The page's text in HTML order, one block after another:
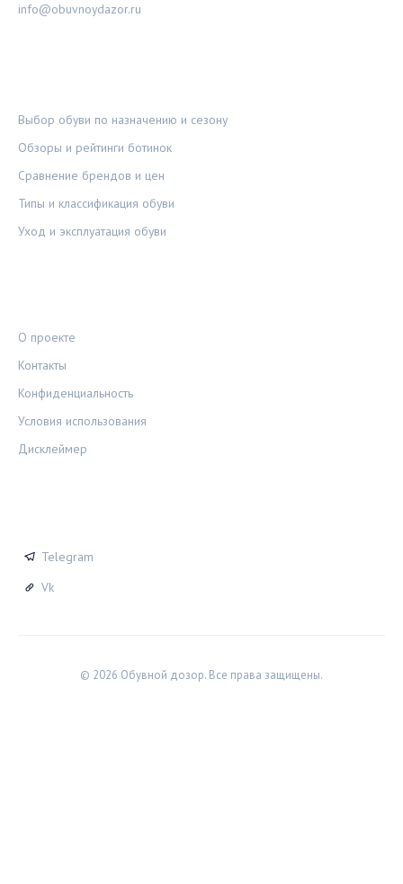
info@obuvnoydazor.ru
Выбор обуви по назначению и сезону
Обзоры и рейтинги ботинок
Сравнение брендов и цен
Типы и классификация обуви
Уход и эксплуатация обуви
О проекте
Контакты
Конфиденциальность
Условия использования
Дисклеймер
Telegram
Vk
© 2026 Обувной дозор. Все права защищены.